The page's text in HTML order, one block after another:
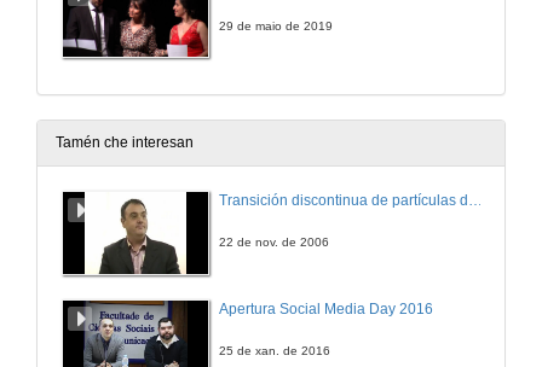
29 de maio de 2019
Tamén che interesan
Transición discontinua de partículas de microgel termosensible
22 de nov. de 2006
Apertura Social Media Day 2016
25 de xan. de 2016